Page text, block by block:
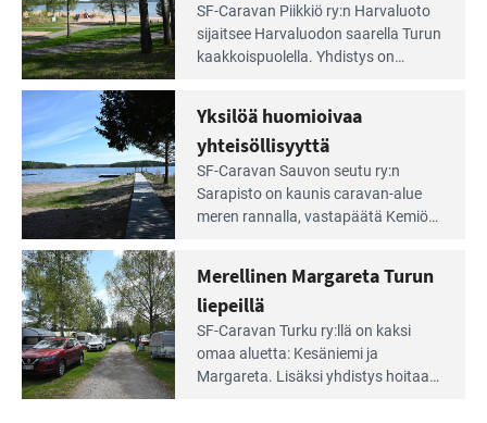
Lue
Leirintäoppaan
artikkeli:
Meren
äärellä
ja
vehreän
virkistysalueen
laidalla
SF-Caravan Piikkiö ry:n Harvaluoto
sijait­see Harvaluodon saarella Turun
kaakkois­puolella. Yhdistys on
virkistysalueesta.
Lue
Leirintäoppaan
artikkeli:
Yksilöä
huomioivaa
yhteisöllisyyttä
Yksilöä huomioivaa
yhteisöllisyyttä
SF-Caravan Sauvon seutu ry:n
Sarapisto on kaunis caravan-alue
meren rannalla, vasta­päätä Kemiön
kymmenen paikkaa ilman sähköä.
Lue
Leirintäoppaan
artikkeli:
Merellinen
Merellinen Margareta Turun
liepeillä
SF-Caravan Turku ry:llä on kaksi
omaa aluet­ta: Kesäniemi ja
Margareta. Lisäksi yhdis­tys hoitaa